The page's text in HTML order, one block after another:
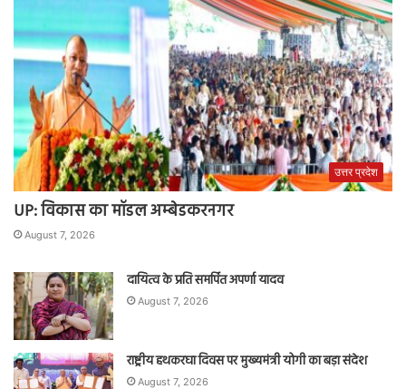
उत्तर प्रदेश
UP: विकास का मॉडल अम्बेडकरनगर
August 7, 2026
दायित्व के प्रति समर्पित अपर्णा यादव
August 7, 2026
राष्ट्रीय हथकरघा दिवस पर मुख्यमंत्री योगी का बड़ा संदेश
August 7, 2026